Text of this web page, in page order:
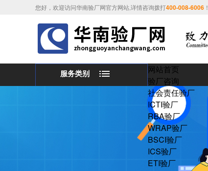
您好，欢迎访问华南验厂网官方网站,详情咨询拨打400-008-6006 ！
服务类别
网站首页
验厂咨询
社会责任验厂
ICTI验厂
RBA验厂
WRAP验厂
BSCI验厂
ICS验厂
ETI验厂